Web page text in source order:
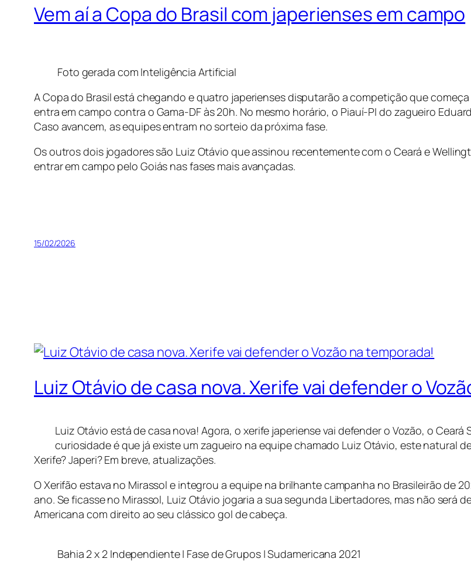
Vem aí a Copa do Brasil com japerienses em campo
Foto gerada com Inteligência Artificial
A Copa do Brasil está chegando e quatro japerienses disputarão a competição que
entra em campo contra o Gama-DF às 20h. No mesmo horário, o Piauí-PI do zagueiro
Caso avancem, as equipes entram no sorteio da próxima fase.
Os outros dois jogadores são Luiz Otávio que assinou recentemente com o Ceará e
entrar em campo pelo Goiás nas fases mais avançadas.
15/02/2026
Luiz Otávio de casa nova. Xerife vai defender o
Luiz Otávio está de casa nova! Agora, o xerife japeriense vai defender o Vozão, o
curiosidade é que já existe um zagueiro na equipe chamado Luiz Otávio, este natural
Xerife? Japeri? Em breve, atualizações.
O Xerifão estava no Mirassol e integrou a equipe na brilhante campanha no Brasileirão de
ano. Se ficasse no Mirassol, Luiz Otávio jogaria a sua segunda Libertadores, mas não será
Americana com direito ao seu clássico gol de cabeça.
Bahia 2 x 2 Independiente | Fase de Grupos | Sudamericana 2021